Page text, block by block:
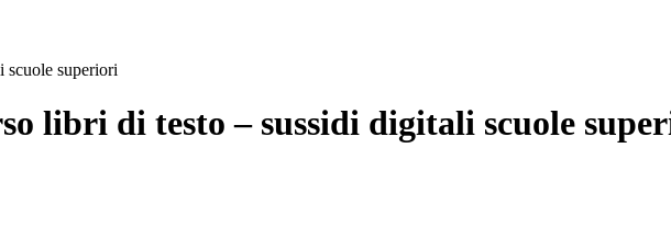
scuole superiori
libri di testo – sussidi digitali scuole